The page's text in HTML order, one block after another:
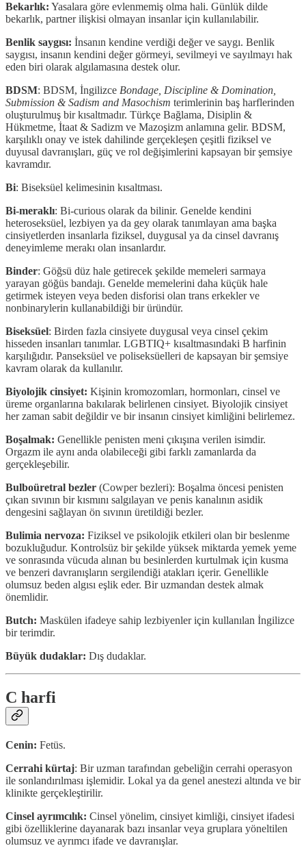
Bekarlık: Yasalara göre evlenmemiş olma hali. Günlük dilde
bekarlık, partner ilişkisi olmayan insanlar için kullanılabilir.
Benlik saygısı: İnsanın kendine verdiği değer ve saygı. Benlik
saygısı, insanın kendini değer görmeyi, sevilmeyi ve sayılmayı hak
eden biri olarak algılamasına destek olur.
BDSM: BDSM, İngilizce Bondage, Discipline & Domination,
Submission & Sadism and Masochism terimlerinin baş harflerinden
oluşturulmuş bir kısaltmadır. Türkçe Bağlama, Disiplin &
Hükmetme, İtaat & Sadizm ve Mazoşizm anlamına gelir. BDSM,
karşılıklı onay ve istek dahilinde gerçekleşen çeşitli fiziksel ve
duyusal davranışları, güç ve rol değişimlerini kapsayan bir şemsiye
kavramdır.
Bi: Biseksüel kelimesinin kısaltması.
Bi-meraklı: Bi-curious olarak da bilinir. Genelde kendini
heteroseksüel, lezbiyen ya da gey olarak tanımlayan ama başka
cinsiyetlerden insanlarla fiziksel, duygusal ya da cinsel davranış
deneyimleme merakı olan insanlardır.
Binder: Göğsü düz hale getirecek şekilde memeleri sarmaya
yarayan göğüs bandajı. Genelde memelerini daha küçük hale
getirmek isteyen veya beden disforisi olan trans erkekler ve
nonbinarylerin kullanabildiği bir üründür.
Biseksüel: Birden fazla cinsiyete duygusal veya cinsel çekim
hisseden insanları tanımlar. LGBTIQ+ kısaltmasındaki B harfinin
karşılığıdır. Panseksüel ve poliseksüelleri de kapsayan bir şemsiye
kavram olarak da kullanılır.
Biyolojik cinsiyet: Kişinin kromozomları, hormonları, cinsel ve
üreme organlarına bakılarak belirlenen cinsiyet. Biyolojik cinsiyet
her zaman sabit değildir ve bir insanın cinsiyet kimliğini belirlemez.
Boşalmak: Genellikle penisten meni çıkışına verilen isimdir.
Orgazm ile aynı anda olabileceği gibi farklı zamanlarda da
gerçekleşebilir.
Bulboüretral bezler (Cowper bezleri): Boşalma öncesi penisten
çıkan sıvının bir kısmını salgılayan ve penis kanalının asidik
dengesini sağlayan ön sıvının üretildiği bezler.
Bulimia nervoza: Fiziksel ve psikolojik etkileri olan bir beslenme
bozukluğudur. Kontrolsüz bir şekilde yüksek miktarda yemek yeme
ve sonrasında vücuda alınan bu besinlerden kurtulmak için kusma
ve benzeri davranışların sergilendiği atakları içerir. Genellikle
olumsuz beden algısı eşlik eder. Bir uzmandan destek almak
önemlidir.
Butch: Maskülen ifadeye sahip lezbiyenler için kullanılan İngilizce
bir terimdir.
Büyük dudaklar: Dış dudaklar.
C harfi
Cenin: Fetüs.
Cerrahi kürtaj: Bir uzman tarafından gebeliğin cerrahi operasyon
ile sonlandırılması işlemidir. Lokal ya da genel anestezi altında ve bir
klinikte gerçekleştirilir.
Cinsel ayrımcılık: Cinsel yönelim, cinsiyet kimliği, cinsiyet ifadesi
gibi özelliklerine dayanarak bazı insanlar veya gruplara yöneltilen
olumsuz ve ayrımcı ifade ve davranışlar.